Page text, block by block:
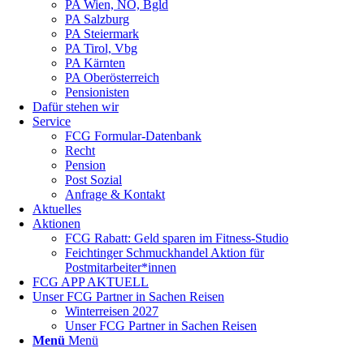
PA Wien, NÖ, Bgld
PA Salzburg
PA Steiermark
PA Tirol, Vbg
PA Kärnten
PA Oberösterreich
Pensionisten
Dafür stehen wir
Service
FCG Formular-Datenbank
Recht
Pension
Post Sozial
Anfrage & Kontakt
Aktuelles
Aktionen
FCG Rabatt: Geld sparen im Fitness-Studio
Feichtinger Schmuckhandel Aktion für
Postmitarbeiter*innen
FCG APP AKTUELL
Unser FCG Partner in Sachen Reisen
Winterreisen 2027
Unser FCG Partner in Sachen Reisen
Menü Menü